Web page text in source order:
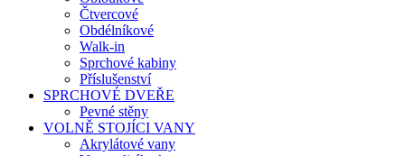
Čtvercové
Obdélníkové
Walk-in
Sprchové kabiny
Příslušenství
SPRCHOVÉ DVEŘE
Pevné stěny
VOLNĚ STOJÍCI VANY
Akrylátové vany